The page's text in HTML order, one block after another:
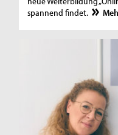
spannend findet.